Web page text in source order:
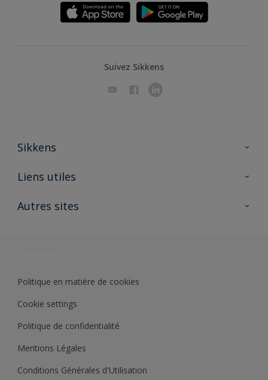
Suivez Sikkens
Sikkens
A propos de Sikkens
Liens utiles
Ouvrir un magasin PASS
Autres sites
Politique en matière de cookies
Cookie settings
Politique de confidentialité
Mentions Légales
Conditions Générales d'Utilisation